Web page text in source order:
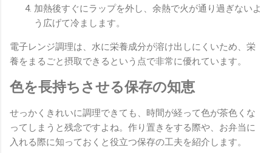
加熱後すぐにラップを外し、余熱で火が通り過ぎないよ
う広げて冷まします。
電子レンジ調理は、水に栄養成分が溶け出しにくいため、栄
養をまるごと摂取できるという点で非常に優れています。
色を長持ちさせる保存の知恵
せっかくきれいに調理できても、時間が経って色が茶色くな
ってしまうと残念ですよね。作り置きをする際や、お弁当に
入れる際に知っておくと役立つ保存の工夫を紹介します。